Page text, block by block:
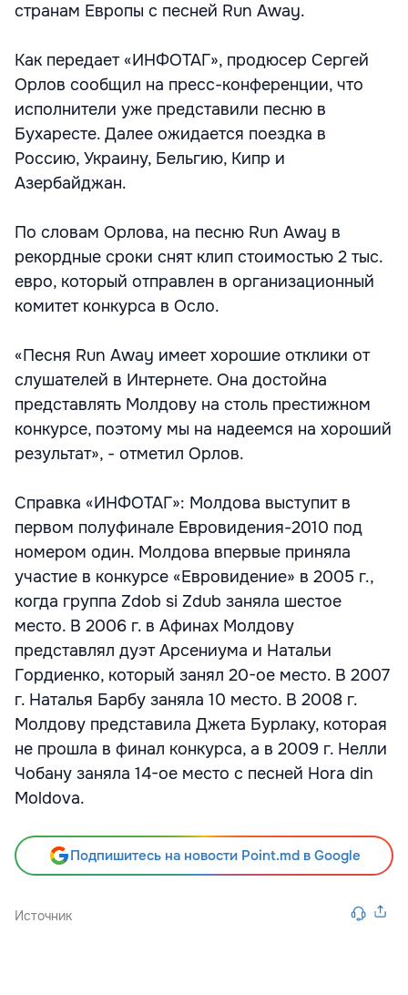
странам Европы с песней Run Away.
Как передает «ИНФОТАГ», продюсер Сергей
Орлов сообщил на пресс-конференции, что
исполнители уже представили песню в
Бухаресте. Далее ожидается поездка в
Россию, Украину, Бельгию, Кипр и
Азербайджан.
По словам Орлова, на песню Run Away в
рекордные сроки снят клип стоимостью 2 тыс.
евро, который отправлен в организационный
комитет конкурса в Осло.
«Песня Run Away имеет хорошие отклики от
слушателей в Интернете. Она достойна
представлять Молдову на столь престижном
конкурсе, поэтому мы на надеемся на хороший
результат», - отметил Орлов.
Справка «ИНФОТАГ»: Молдова выступит в
первом полуфинале Евровидения-2010 под
номером один. Молдова впервые приняла
участие в конкурсе «Евровидение» в 2005 г.,
когда группа Zdob si Zdub заняла шестое
место. В 2006 г. в Афинах Молдову
представлял дуэт Арсениума и Натальи
Гордиенко, который занял 20-ое место. В 2007
г. Наталья Барбу заняла 10 место. В 2008 г.
Молдову представила Джета Бурлаку, которая
не прошла в финал конкурса, а в 2009 г. Нелли
Чобану заняла 14-ое место с песней Hora din
Moldova.
Подпишитесь на новости Point.md в Google
Источник